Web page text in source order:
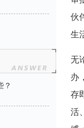
？
伙
生
无
办
存
活